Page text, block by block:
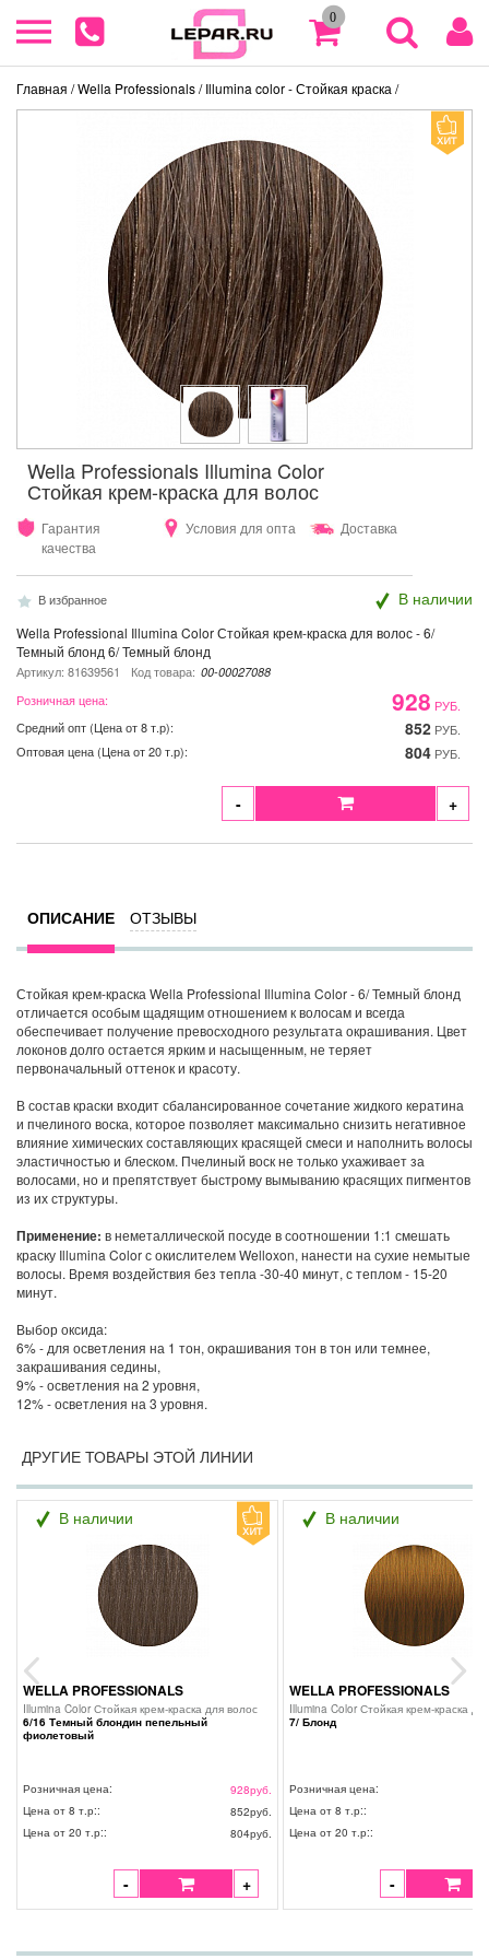
0
Главная / Wella Professionals/ Illumina color - Стойкая краска /
Wella Professionals Illumina Color
Стойкая крем-краска для волос
Гарантия
качества
Условия для опта Доставка
В наличии
В избранное
Wella Professional Illumina Color Стойкая крем-краска для волос - 6/
Темный блонд 6/ Темный блонд
Артикул: 81639561 Код товара: 00-00027088
928 РУБ.
Розничная цена:
852 РУБ.
Средний опт (Цена от 8 т.р):
804 РУБ.
Оптовая цена (Цена от 20 т.р):
- +
ОПИСАНИЕ ОТЗЫВЫ
Стойкая крем-краска Wella Professional Illumina Color - 6/ Темный блонд
отличается особым щадящим отношением к волосам и всегда
обеспечивает получение превосходного результата окрашивания. Цвет
локонов долго остается ярким и насыщенным, не теряет
первоначальный оттенок и красоту.
В состав краски входит сбалансированное сочетание жидкого кератина
и пчелиного воска, которое позволяет максимально снизить негативное
влияние химических составляющих красящей смеси и наполнить волосы
эластичностью и блеском. Пчелиный воск не только ухаживает за
волосами, но и препятствует быстрому вымыванию красящих пигментов
из их структуры.
Применение: в неметаллической посуде в соотношении 1:1 смешать
краску Illumina Color с окислителем Welloxon, нанести на сухие немытые
волосы. Время воздействия без тепла -30-40 минут, с теплом - 15-20
минут.
Выбор оксида:
6% - для осветления на 1 тон, окрашивания тон в тон или темнее,
закрашивания седины,
9% - осветления на 2 уровня,
12% - осветления на 3 уровня.
ДРУГИЕ ТОВАРЫ ЭТОЙ ЛИНИИ
В наличии
WELLA PROFESSIONALS
Illumina Color Стойкая крем-краска для волос
6/16 Темный блондин пепельный
фиолетовый
Розничная цена: 928руб.
Цена от 8 т.р::
852руб.
Цена от 20 т.р::
804руб.
- +
В наличии
WELLA PROFESSIONALS
Illumina Color Стойкая крем-краска
7/ Блонд
Розничная цена:
Цена от 8 т.р::
Цена от 20 т.р::
-
Previous Next